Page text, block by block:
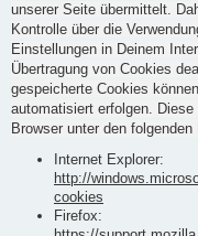
unserer Seite übermittelt.
Kontrolle über die
Einstellungen in Deinem
Übertragung von Cookies
gespeicherte Cookies
automatisiert erfolgen.
Browser unter den folgenden
Internet Explorer:
http://
cookies
Firefox: